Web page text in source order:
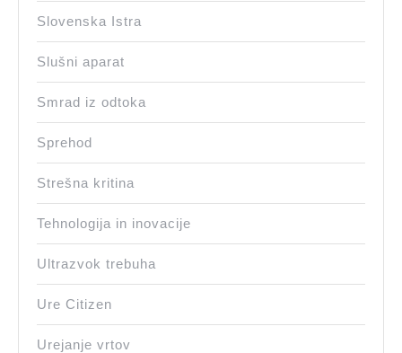
Slovenska Istra
Slušni aparat
Smrad iz odtoka
Sprehod
Strešna kritina
Tehnologija in inovacije
Ultrazvok trebuha
Ure Citizen
Urejanje vrtov